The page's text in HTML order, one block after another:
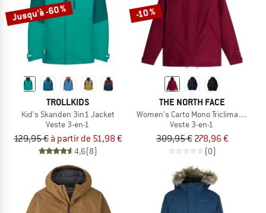
Jusqu'à -60 %
TROLLKIDS
Kid's Skanden 3in1 Jacket
Veste 3-en-1
129,95 € à partir de 51,98 €
4,6(8)
-10 %
THE NORTH FACE
Women's Carto Mono Triclimate
Veste 3-en-1
309,95 € 278,96 €
(0)